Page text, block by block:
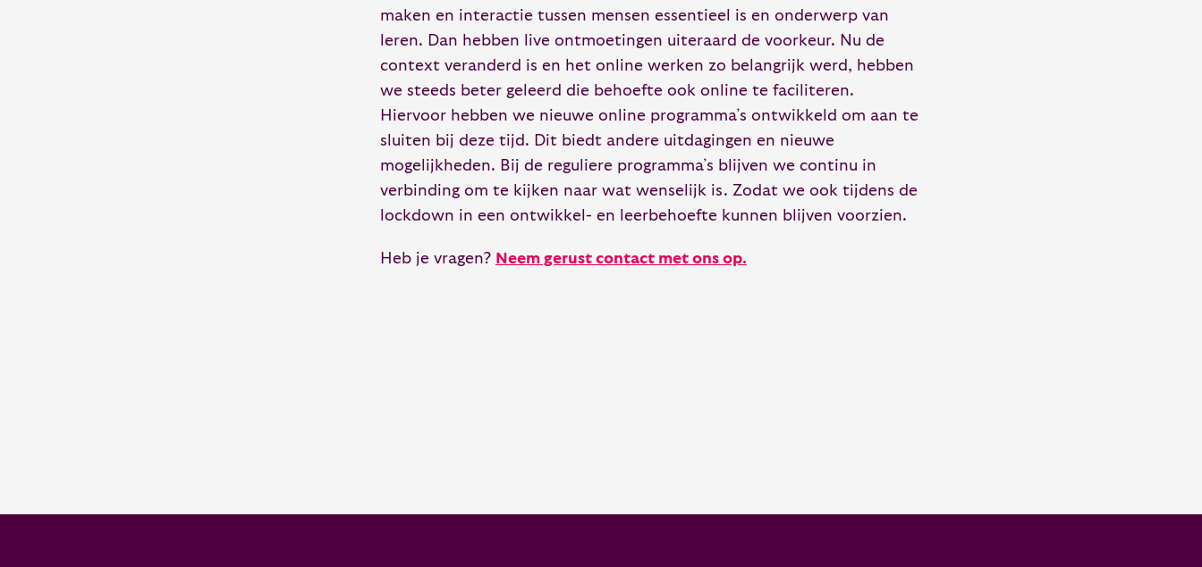
maken en interactie tussen mensen essentieel is en onderwerp van
leren. Dan hebben live ontmoetingen uiteraard de voorkeur. Nu de
context veranderd is en het online werken zo belangrijk werd, hebben
we steeds beter geleerd die behoefte ook online te faciliteren.
Hiervoor hebben we nieuwe online programma’s ontwikkeld om aan te
sluiten bij deze tijd. Dit biedt andere uitdagingen en nieuwe
mogelijkheden. Bij de reguliere programma’s blijven we continu in
verbinding om te kijken naar wat wenselijk is. Zodat we ook tijdens de
lockdown in een ontwikkel- en leerbehoefte kunnen blijven voorzien.
Heb je vragen? Neem gerust contact met ons op.